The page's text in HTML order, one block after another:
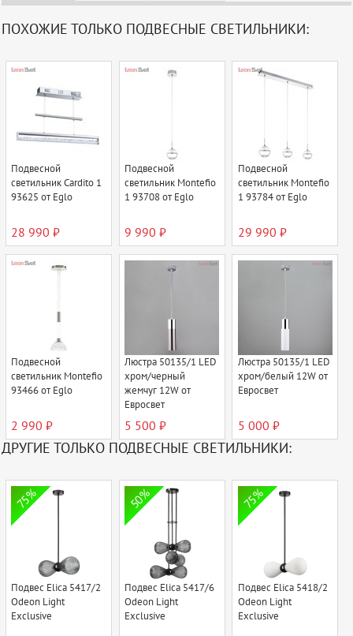
ПОХОЖИЕ ТОЛЬКО ПОДВЕСНЫЕ СВЕТИЛЬНИКИ:
Подвесной
светильник Cardito 1
93625 от Eglo
28 990 ₽
Подвесной
светильник Montefio
1 93708 от Eglo
9 990 ₽
Подвесной
светильник Montefio
1 93784 от Eglo
29 990 ₽
Подвесной
светильник Montefio
93466 от Eglo
2 990 ₽
Люстра 50135/1 LED
хром/черный
жемчуг 12W от
Евросвет
5 500 ₽
Люстра 50135/1 LED
хром/белый 12W от
Евросвет
5 000 ₽
ДРУГИЕ ТОЛЬКО ПОДВЕСНЫЕ СВЕТИЛЬНИКИ:
75%
Подвес Elica 5417/2
Odeon Light
Exclusive
50%
Подвес Elica 5417/6
Odeon Light
Exclusive
75%
Подвес Elica 5418/2
Odeon Light
Exclusive